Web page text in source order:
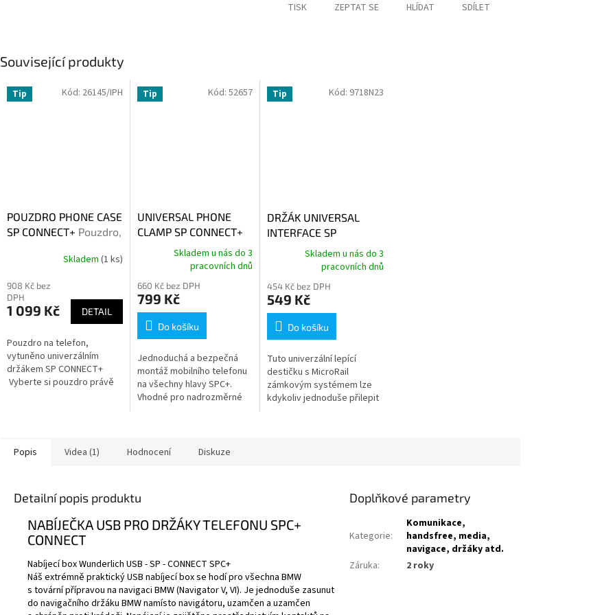
TISK ZEPTAT SE HLÍDAT SDÍLET
Související produkty
Tip
POUZDRO PHONE CASE
SP CONNECT+ Pouzdro,
telefony iPHONE
Skladem (1 ks)
908 Kč bez
DPH
1 099 Kč DETAIL
Pouzdro na telefon,
vytuněno univerzálním
držákem SP CONNECT+
Vyberte si pouzdro právě
Kód: 26145/IPH Tip
UNIVERSAL PHONE
CLAMP SP CONNECT+
Skladem u nás do 3
pracovních dnů
660 Kč bez DPH
799 Kč
Do košíku
Jednoduchá a bezpečná
montáž mobilního telefonu
na všechny hlavy SPC+.
Vhodné pro nadrozměrné
Kód: 52657 Tip
DRŽÁK UNIVERSAL
INTERFACE SP
CONNECTSkladem u nás do 3
pracovních dnů
454 Kč bez DPH
549 Kč
Do košíku
Tuto univerzální lepící
destičku s MicroRail
zámkovým systémem lze
kdykoliv jednoduše přilepit
Kód: 9718N23
Popis Videa (1) Hodnocení Diskuze
Detailní popis produktu
NABÍJEČKA USB PRO DRŽÁKY TELEFONU SPC+
CONNECT
Nabíjecí box Wunderlich USB - SP - CONNECT SPC+
Náš extrémně praktický USB nabíjecí box se hodí pro všechna BMW
s tovární přípravou na navigaci BMW (Navigator V, VI). Je jednoduše zasunut
do navigačního držáku BMW namísto navigátoru, uzamčen a uzamčen
Doplňkové parametry
Kategorie:
Komunikace,
handsfree, media,
navigace, držáky atd.
Záruka: 2 roky